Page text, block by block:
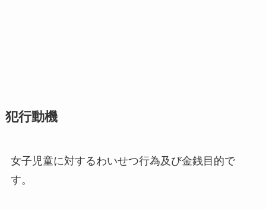
犯行動機
女子児童に対するわいせつ行為及び金銭目的で
す。